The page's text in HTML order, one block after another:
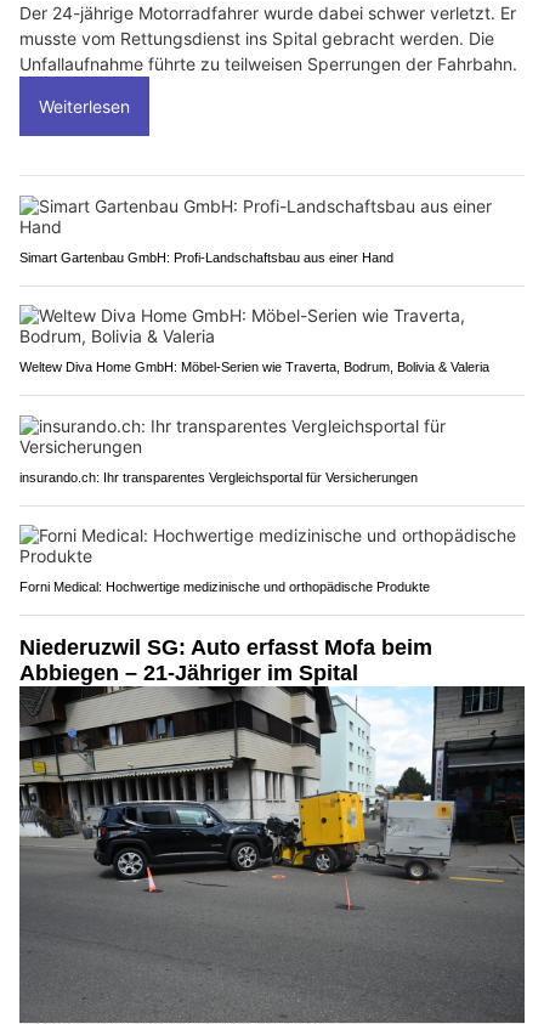
Der 24-jährige Motorradfahrer wurde dabei schwer verletzt. Er
musste vom Rettungsdienst ins Spital gebracht werden. Die
Unfallaufnahme führte zu teilweisen Sperrungen der Fahrbahn.
Weiterlesen
Simart Gartenbau GmbH: Profi-Landschaftsbau aus einer Hand
Weltew Diva Home GmbH: Möbel-Serien wie Traverta, Bodrum, Bolivia & Valeria
insurando.ch: Ihr transparentes Vergleichsportal für Versicherungen
Forni Medical: Hochwertige medizinische und orthopädische Produkte
Niederuzwil SG: Auto erfasst Mofa beim
Abbiegen – 21-Jähriger im Spital